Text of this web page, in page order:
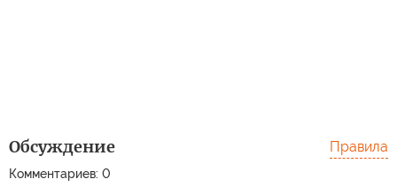
Обсуждение
Комментариев: 0
Правила